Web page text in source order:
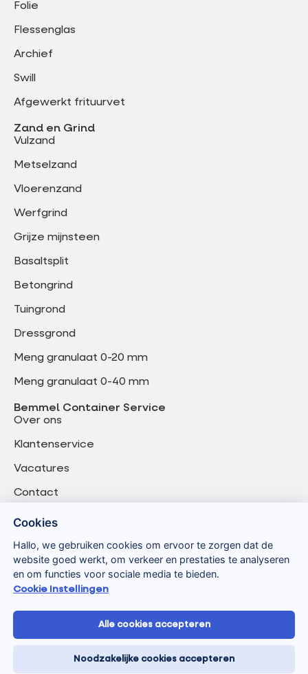
Folie
Flessenglas
Archief
Swill
Afgewerkt frituurvet
Zand en Grind
Vulzand
Metselzand
Vloerenzand
Werfgrind
Grijze mijnsteen
Basaltsplit
Betongrind
Tuingrond
Dressgrond
Meng granulaat 0-20 mm
Meng granulaat 0-40 mm
Bemmel Container Service
Over ons
Klantenservice
Vacatures
Contact
Verwerkersovereenkomst
Cookies
Hallo, we gebruiken cookies om ervoor te zorgen dat de
website goed werkt, om verkeer en prestaties te analyseren
en om functies voor sociale media te bieden.
Cookie Instellingen
Alle cookies accepteren
Noodzakelijke cookies accepteren